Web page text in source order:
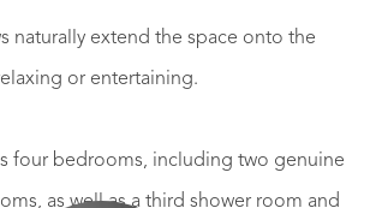
naturally extend the space onto the
or entertaining.
four bedrooms, including two genuine
as well as a third shower room and